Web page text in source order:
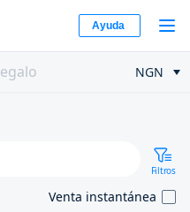
Ayuda
NGN
Filtros
Venta instantánea